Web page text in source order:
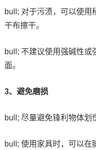
bull; 对于污渍，可以使用
干布擦干。
bull; 不建议使用强碱性或
面。
3、避免磨损
bull; 尽量避免锋利物体划
bull; 使用家具时，可以在